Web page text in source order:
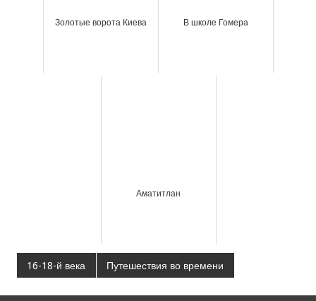
Золотые ворота Киева В школе Гомера
Аматитлан
16-18-й века Путешествия во времени